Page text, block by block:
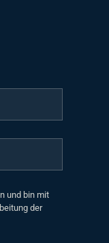
und bin mit
der